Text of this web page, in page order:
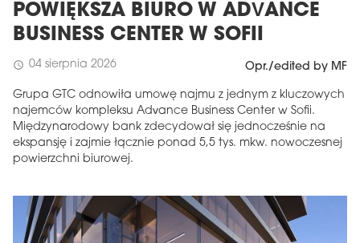
POWIĘKSZA BIURO W ADVANCE
BUSINESS CENTER W SOFII
schedule 04 sierpnia 2026 Opr./edited by MF
Grupa GTC odnowiła umowę najmu z jednym z kluczowych
najemców kompleksu Advance Business Center w Sofii.
Międzynarodowy bank zdecydował się jednocześnie na
ekspansję i zajmie łącznie ponad 5,5 tys. mkw. nowoczesnej
powierzchni biurowej.